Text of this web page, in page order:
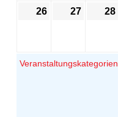
26 27 28
Veranstaltungskategorien